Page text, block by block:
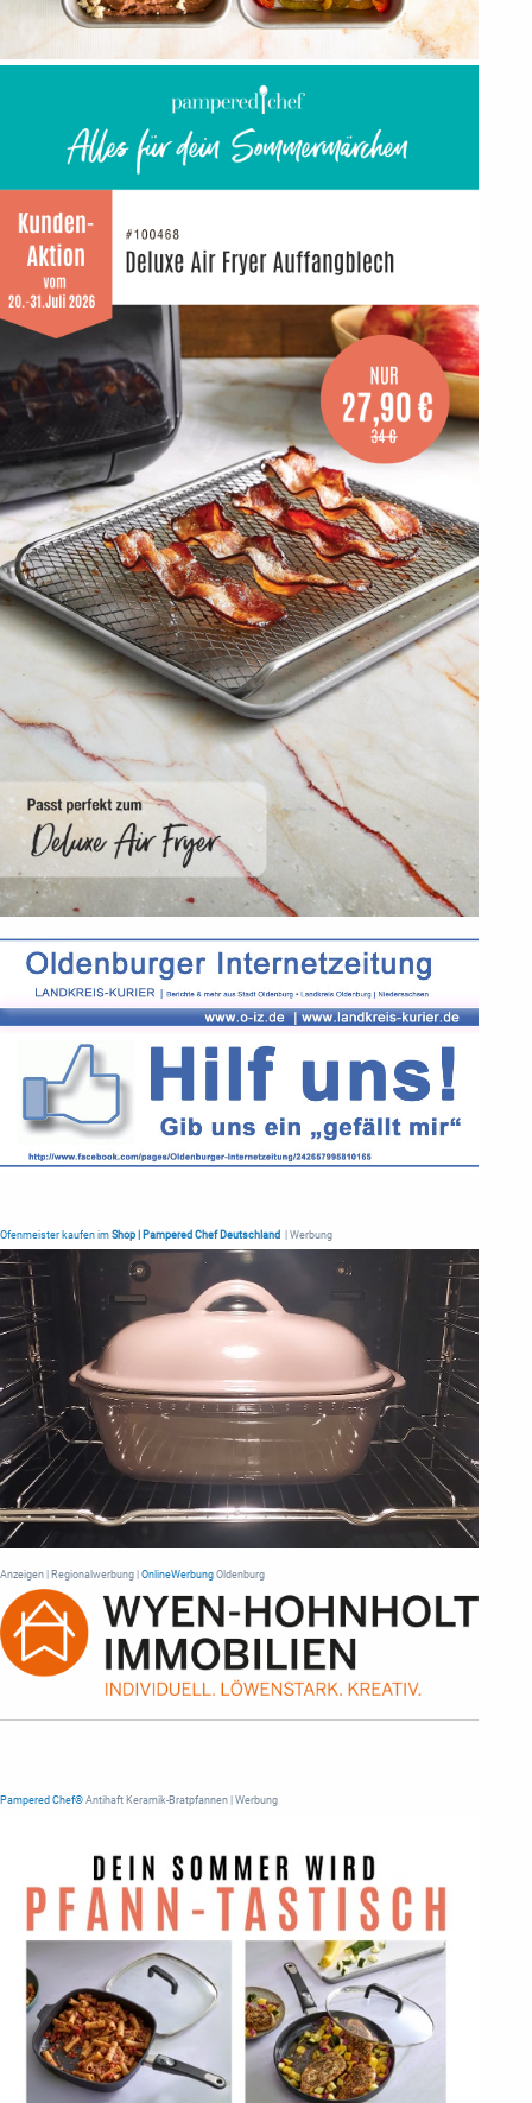
Ofenmeister kaufen im Shop | Pampered Chef Deutschland | Werbung
Anzeigen | Regionalwerbung | OnlineWerbung Oldenburg
Pampered Chef® Antihaft Keramik-Bratpfannen | Werbung